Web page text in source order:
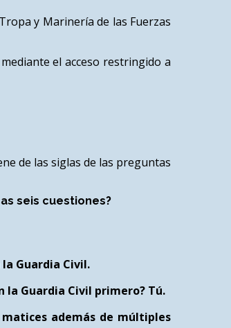
y Marinería de las Fuerzas
el acceso restringido a
de las siglas de las preguntas
seis cuestiones?
Guardia Civil.
Guardia Civil primero? Tú.
además de múltiples